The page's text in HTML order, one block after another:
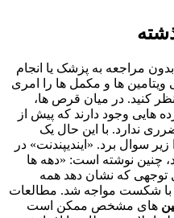
مراجعه به پزشک یا انجام
‌ها و مکمل‌ ها را امری
کنید. در میان قرص‌ ها،
هایی وجود دارند که پیش از
ندارد. با این حال یک
سوال برد. «ایندیپندنت» در
چنین نوشته است: «دهه ‌ها
توجهی که نشان دهد همه
با شکست مواجه شد. مطالعات
های مشخص ممکن است